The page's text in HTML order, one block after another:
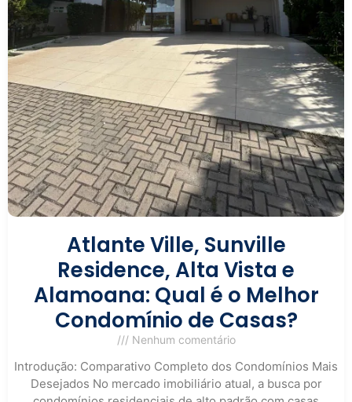
Atlante Ville, Sunville
Residence, Alta Vista e
Alamoana: Qual é o Melhor
Condomínio de Casas?
Nenhum comentário
Introdução: Comparativo Completo dos Condomínios Mais
Desejados No mercado imobiliário atual, a busca por